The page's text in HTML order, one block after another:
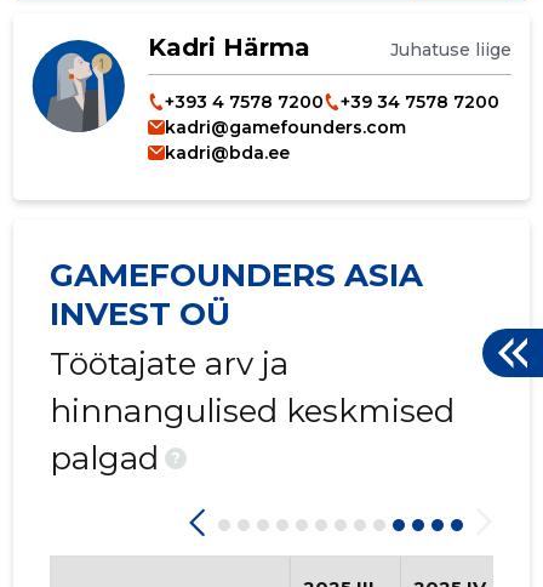
Kadri Härma Juhatuse liige
+393 4 7578 7200
+39 34 7578 7200
kadri@gamefounders.com
kadri@bda.ee
GAMEFOUNDERS ASIA
INVEST OÜ
Töötajate arv ja
hinnangulised keskmised
palgad
?